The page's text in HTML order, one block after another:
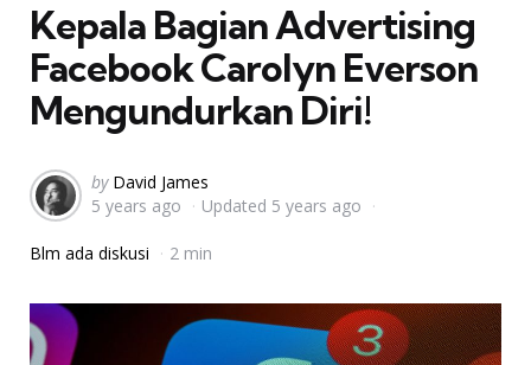
Kepala Bagian Advertising
Facebook Carolyn Everson
Mengundurkan Diri!
Posted
by
by David James
5 years ago
Updated 5 years ago
Blm ada diskusi 2 min